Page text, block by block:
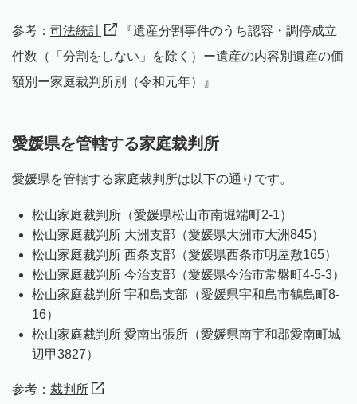
参考： 司法統計
『遺産分割事件のうち認容・調停成立
件数（「分割をしない」を除く）ー遺産の内容別遺産の価
額別ー家庭裁判所別（令和元年）』
愛媛県を管轄する家庭裁判所
愛媛県を管轄する家庭裁判所は以下の通りです。
松山家庭裁判所（愛媛県松山市南堀端町2-1）
松山家庭裁判所 大洲支部（愛媛県大洲市大洲845）
松山家庭裁判所 西条支部（愛媛県西条市明屋敷165）
松山家庭裁判所 今治支部（愛媛県今治市常盤町4-5-3）
松山家庭裁判所 宇和島支部（愛媛県宇和島市鶴島町8-
16）
松山家庭裁判所 愛南出張所（愛媛県南宇和郡愛南町城
辺甲3827）
参考： 裁判所